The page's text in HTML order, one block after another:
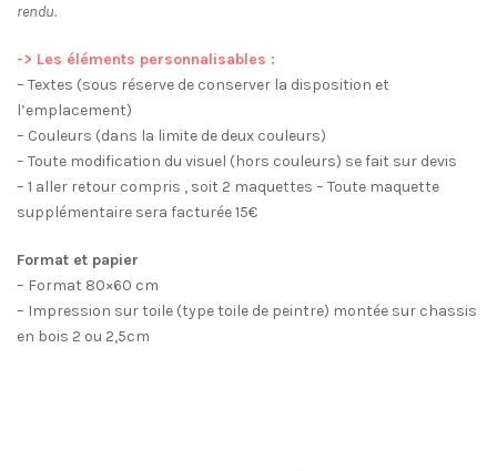
rendu.
-> Les éléments personnalisables :
– Textes (sous réserve de conserver la disposition et
l’emplacement)
– Couleurs (dans la limite de deux couleurs)
– Toute modification du visuel (hors couleurs) se fait sur devis
– 1 aller retour compris , soit 2 maquettes – Toute maquette
supplémentaire sera facturée 15€
Format et papier
– Format 80×60 cm
– Impression sur toile (type toile de peintre) montée sur chassis
en bois 2 ou 2,5cm